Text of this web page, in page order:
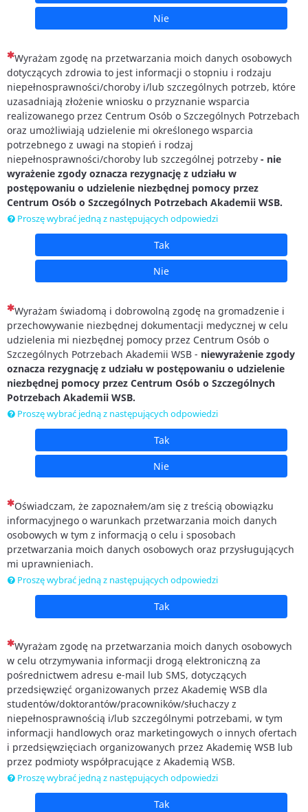
Nie
(To pytanie jest wymagane)
Wyrażam zgodę na przetwarzania moich danych osobowych
dotyczących zdrowia to jest informacji o stopniu i rodzaju
niepełnosprawności/choroby i/lub szczególnych potrzeb, które
uzasadniają złożenie wniosku o przyznanie wsparcia
realizowanego przez Centrum Osób o Szczególnych Potrzebach
oraz umożliwiają udzielenie mi określonego wsparcia
potrzebnego z uwagi na stopień i rodzaj
niepełnosprawności/choroby lub szczególnej potrzeby - nie
wyrażenie zgody oznacza rezygnację z udziału w
postępowaniu o udzielenie niezbędnej pomocy przez
Centrum Osób o Szczególnych Potrzebach Akademii WSB.
Proszę wybrać jedną z następujących odpowiedzi
Tak
Nie
(To pytanie jest wymagane)
Wyrażam świadomą i dobrowolną zgodę na gromadzenie i
przechowywanie niezbędnej dokumentacji medycznej w celu
udzielenia mi niezbędnej pomocy przez Centrum Osób o
Szczególnych Potrzebach Akademii WSB - niewyrażenie zgody
oznacza rezygnację z udziału w postępowaniu o udzielenie
niezbędnej pomocy przez Centrum Osób o Szczególnych
Potrzebach Akademii WSB.
Proszę wybrać jedną z następujących odpowiedzi
Tak
Nie
(To pytanie jest wymagane)
Oświadczam, że zapoznałem/am się z treścią obowiązku
informacyjnego o warunkach przetwarzania moich danych
osobowych w tym z informacją o celu i sposobach
przetwarzania moich danych osobowych oraz przysługujących
mi uprawnieniach.
Proszę wybrać jedną z następujących odpowiedzi
Tak
(To pytanie jest wymagane)
Wyrażam zgodę na przetwarzania moich danych osobowych
w celu otrzymywania informacji drogą elektroniczną za
pośrednictwem adresu e-mail lub SMS, dotyczących
przedsięwzięć organizowanych przez Akademię WSB dla
studentów/doktorantów/pracowników/słuchaczy z
niepełnosprawnością i/lub szczególnymi potrzebami, w tym
informacji handlowych oraz marketingowych o innych ofertach
i przedsięwzięciach organizowanych przez Akademię WSB lub
przez podmioty współpracujące z Akademią WSB.
Proszę wybrać jedną z następujących odpowiedzi
Tak